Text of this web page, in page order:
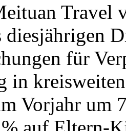
Travel
diesjährigen
für
in
Vorjahr um